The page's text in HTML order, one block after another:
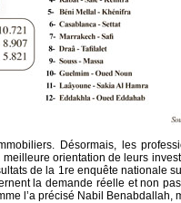
Désormais, les
orientation de leurs
de la 1re enquête nationale
la demande réelle et non
l’a précisé Nabil Benabdallah,